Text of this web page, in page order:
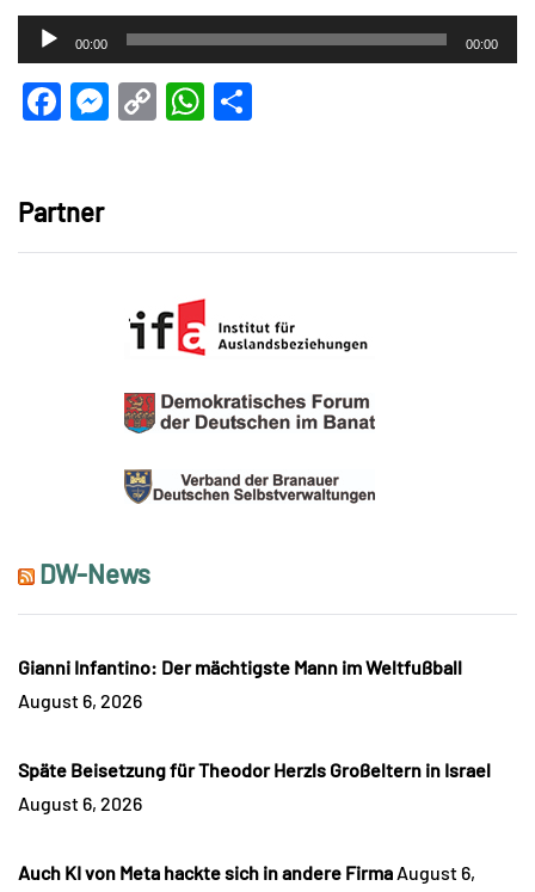
Audio-
Player
00:00 00:00
Facebook
Messenger
CopyWhatsApp
Partner
DW-News
Gianni Infantino: Der mächtigste Mann im Weltfußball
August 6, 2026
Späte Beisetzung für Theodor Herzls Großeltern in Israel
August 6, 2026
Auch KI von Meta hackte sich in andere Firma August 6,